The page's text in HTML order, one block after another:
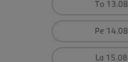
To 13.08
Pe 14.08
La 15.08